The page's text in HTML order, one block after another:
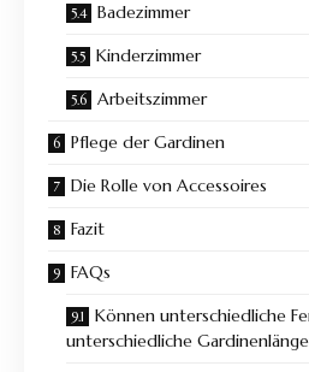
Badezimmer
Kinderzimmer
Arbeitszimmer
Pflege der Gardinen
Die Rolle von Accessoires
Fazit
FAQs
Können unterschiedliche
unterschiedliche